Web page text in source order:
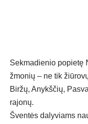
Sekmadienio popietę
žmonių – ne tik
Biržų, Anykščių,
rajonų.
Šventės dalyviams